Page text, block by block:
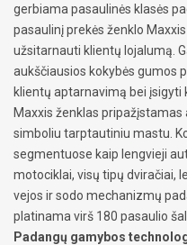
gerbiama pasaulinės klasės
pasaulinį prekės ženklo
užsitarnauti klientų lojalumą.
aukščiausios kokybės gumos
klientų aptarnavimą bei įsigyti
Maxxis ženklas pripažįstamas
simboliu tarptautiniu mastu.
segmentuose kaip lengvieji
motociklai, visų tipų dviračiai,
vejos ir sodo mechanizmų
platinama virš 180 pasaulio
Padangų gamybos